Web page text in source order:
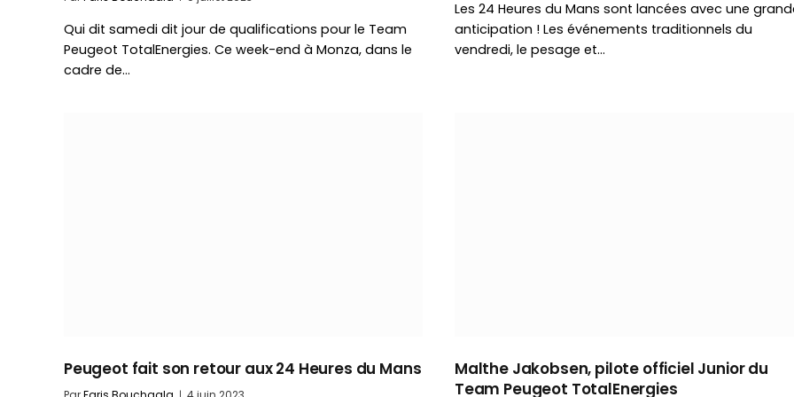
Qui dit samedi dit jour de qualifications pour le Team
Peugeot TotalEnergies. Ce week-end à Monza, dans le
cadre de…
Les 24 Heures du Mans sont lancées avec une
anticipation ! Les événements traditionnels du
vendredi, le pesage et…
Peugeot fait son retour aux 24 Heures du Mans
Malthe Jakobsen, pilote officiel Junior du
Team Peugeot TotalEnergies